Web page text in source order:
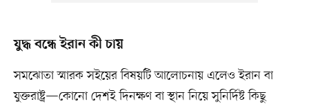
যুদ্ধ বন্ধে ইরান কী চায়
সমঝোতা স্মারক সইয়ের বিষয়টি আলোচনায় এলেও ইরান বা
যুক্তরাষ্ট্র—কোনো দেশই দিনক্ষণ বা স্থান নিয়ে সুনির্দিষ্ট কিছু